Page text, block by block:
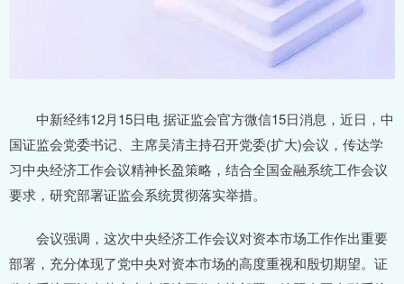
中新经纬12月15日电 据证监会官方微信15日消息，近日，中
国证监会党委书记、主席吴清主持召开党委(扩大)会议，传达学
习中央经济工作会议精神长盈策略，结合全国金融系统工作会议
要求，研究部署证监会系统贯彻落实举措。
会议强调，这次中央经济工作会议对资本市场工作作出重要
部署，充分体现了党中央对资本市场的高度重视和殷切期望。证